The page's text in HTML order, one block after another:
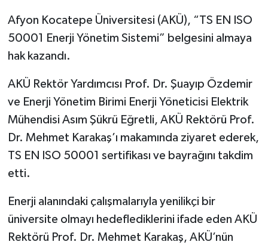
Afyon Kocatepe Üniversitesi (AKÜ), “TS EN ISO
50001 Enerji Yönetim Sistemi” belgesini almaya
hak kazandı.
AKÜ Rektör Yardımcısı Prof. Dr. Şuayıp Özdemir
ve Enerji Yönetim Birimi Enerji Yöneticisi Elektrik
Mühendisi Asım Şükrü Eğretli, AKÜ Rektörü Prof.
Dr. Mehmet Karakaş’ı makamında ziyaret ederek,
TS EN ISO 50001 sertifikası ve bayrağını takdim
etti.
Enerji alanındaki çalışmalarıyla yenilikçi bir
üniversite olmayı hedeflediklerini ifade eden AKÜ
Rektörü Prof. Dr. Mehmet Karakaş, AKÜ’nün